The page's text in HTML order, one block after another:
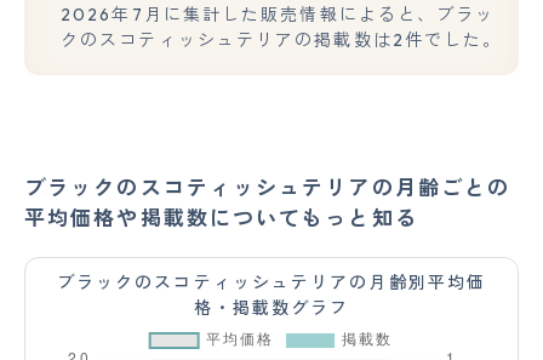
2026年7月に集計した販売情報によると、ブラッ
クのスコティッシュテリアの掲載数は2件でした。
ブラックのスコティッシュテリアの月齢ごとの
平均価格や掲載数についてもっと知る
ブラックのスコティッシュテリアの月齢別平均価
格・掲載数グラフ